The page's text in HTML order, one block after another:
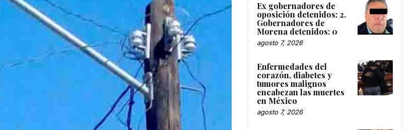
Ex gobernadores de
oposición detenidos: 2.
Gobernadores de
Morena detenidos: 0
agosto 7, 2026
Enfermedades del
corazón, diabetes y
tumores malignos
encabezan las muertes
en México
agosto 7, 2026